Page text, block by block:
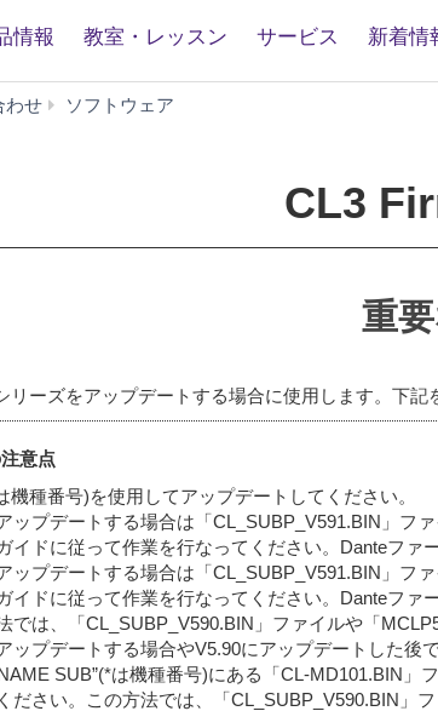
情報 教室・レッスン サービス 新着情
わせ ソフトウェア
CL3
重
リーズをアップデートする場合に使用します。下記
意点
機種番号)を使用してアップデートしてください。
ップデートする場合は「CL_SUBP_V591.BIN」フ
イドに従って作業を行なってください。Danteファ
ップデートする場合は「CL_SUBP_V591.BIN」フ
イドに従って作業を行なってください。Danteフ
では、「CL_SUBP_V590.BIN」ファイルや「
ップデートする場合やV5.90にアップデートした
SUB”(*は機種番号)にある「CL-MD101.BIN
ださい。この方法では、「CL_SUBP_V590.BIN」